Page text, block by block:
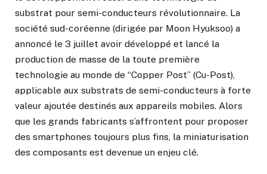
substrat pour semi-conducteurs révolutionnaire. La
société sud-coréenne (dirigée par Moon Hyuksoo) a
annoncé le 3 juillet avoir développé et lancé la
production de masse de la toute première
technologie au monde de “Copper Post” (Cu-Post),
applicable aux substrats de semi-conducteurs à forte
valeur ajoutée destinés aux appareils mobiles. Alors
que les grands fabricants s’affrontent pour proposer
des smartphones toujours plus fins, la miniaturisation
des composants est devenue un enjeu clé.